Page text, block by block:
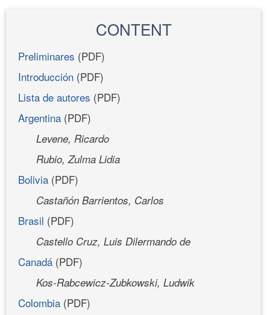
CONTENT
Preliminares (PDF)
Introducción (PDF)
Lista de autores (PDF)
Argentina (PDF)
Levene, Ricardo
Rubio, Zulma Lidia
Bolivia (PDF)
Castañón Barrientos, Carlos
Brasil (PDF)
Castello Cruz, Luis Dilermando de
Canadá (PDF)
Kos-Rabcewicz-Zubkowski, Ludwik
Colombia (PDF)